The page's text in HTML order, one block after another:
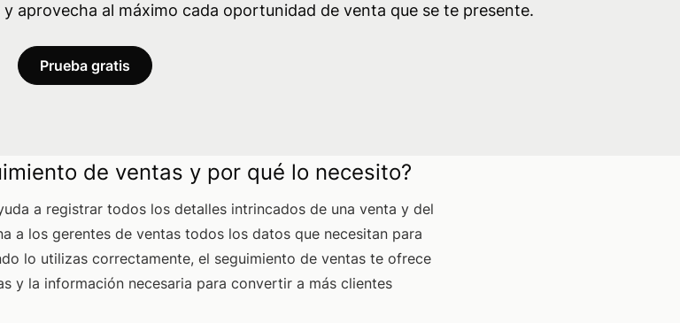
aprovecha al máximo cada oportunidad de venta que se te presente.
Prueba gratis
de ventas y por qué lo necesito?
a registrar todos los detalles intrincados de una venta y del
a los gerentes de ventas todos los datos que necesitan para
lo utilizas correctamente, el seguimiento de ventas te ofrece
y la información necesaria para convertir a más clientes